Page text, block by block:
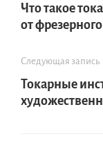
Что такое
от
Следующая запись
Токарные